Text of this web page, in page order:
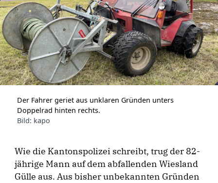
Der Fahrer geriet aus unklaren Gründen unters
Doppelrad hinten rechts.
Bild: kapo
Wie die Kantonspolizei schreibt, trug der 82-
jährige Mann auf dem abfallenden Wiesland
Gülle aus. Aus bisher unbekannten Gründen